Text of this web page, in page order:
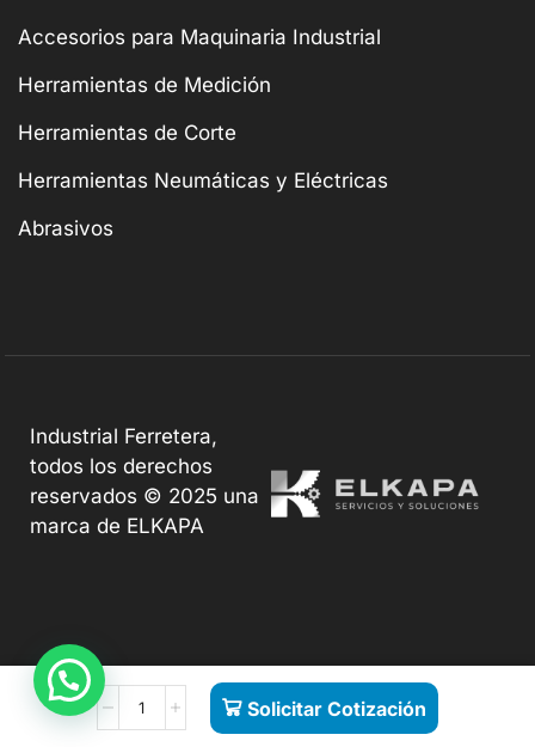
Solicitar Cotización
Accesorios para Maquinaria Industrial
Herramientas de Medición
Herramientas de Corte
Herramientas Neumáticas y Eléctricas
Abrasivos
Industrial Ferretera,
todos los derechos
reservados © 2025 una
marca de ELKAPA